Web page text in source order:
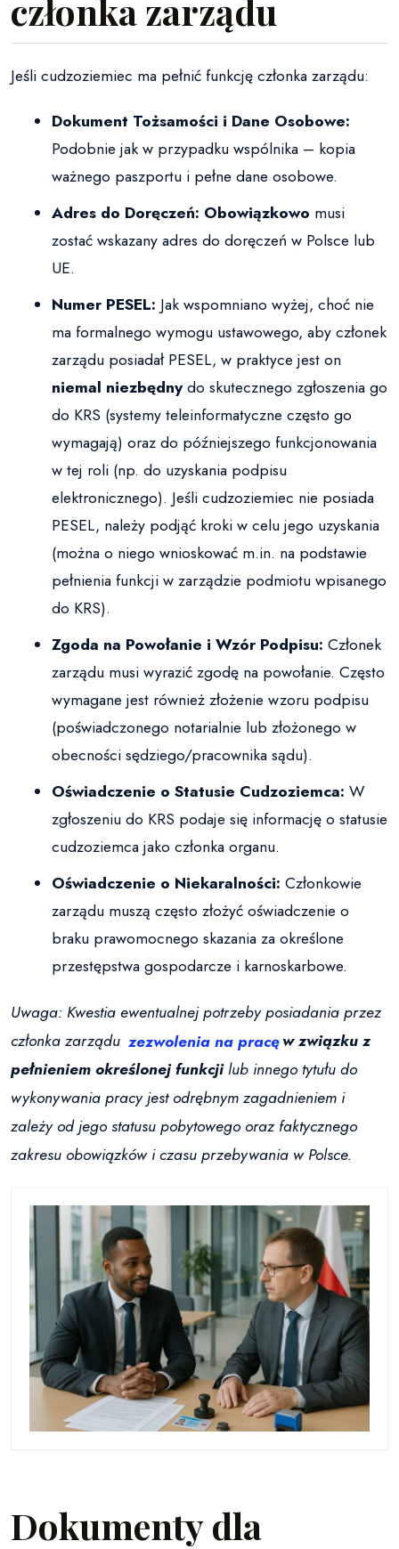
członka zarządu
Jeśli cudzoziemiec ma pełnić funkcję członka zarządu:
Dokument Tożsamości i Dane Osobowe:
Podobnie jak w przypadku wspólnika – kopia
ważnego paszportu i pełne dane osobowe.
Adres do Doręczeń: Obowiązkowo musi
zostać wskazany adres do doręczeń w Polsce lub
UE.
Numer PESEL: Jak wspomniano wyżej, choć nie
ma formalnego wymogu ustawowego, aby członek
zarządu posiadał PESEL, w praktyce jest on
niemal niezbędnydo skutecznego zgłoszenia go
do KRS (systemy teleinformatyczne często go
wymagają) oraz do późniejszego funkcjonowania
w tej roli (np. do uzyskania podpisu
elektronicznego). Jeśli cudzoziemiec nie posiada
PESEL, należy podjąć kroki w celu jego uzyskania
(można o niego wnioskować m.in. na podstawie
pełnienia funkcji w zarządzie podmiotu wpisanego
do KRS).
Zgoda na Powołanie i Wzór Podpisu: Członek
zarządu musi wyrazić zgodę na powołanie. Często
wymagane jest również złożenie wzoru podpisu
(poświadczonego notarialnie lub złożonego w
obecności sędziego/pracownika sądu).
Oświadczenie o Statusie Cudzoziemca: W
zgłoszeniu do KRS podaje się informację o statusie
cudzoziemca jako członka organu.
Oświadczenie o Niekaralności: Członkowie
zarządu muszą często złożyć oświadczenie o
braku prawomocnego skazania za określone
przestępstwa gospodarcze i karnoskarbowe.
Uwaga: Kwestia ewentualnej potrzeby posiadania przez
członka zarządu zezwolenia na pracęw związku z
pełnieniem określonej funkcjilub innego tytułu do
wykonywania pracy jest odrębnym zagadnieniem i
zależy od jego statusu pobytowego oraz faktycznego
zakresu obowiązków i czasu przebywania w Polsce.
Dokumenty dla